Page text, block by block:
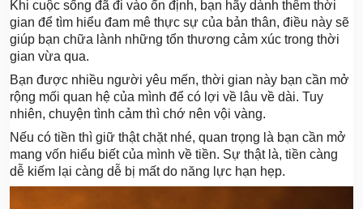
Khi cuộc sống đã đi vào ổn định, bạn hãy dành thêm thời
gian để tìm hiểu đam mê thực sự của bản thân, điều này sẽ
giúp bạn chữa lành những tổn thương cảm xúc trong thời
gian vừa qua.
Bạn được nhiều người yêu mến, thời gian này bạn cần mở
rộng mối quan hệ của mình để có lợi về lâu về dài. Tuy
nhiên, chuyện tình cảm thì chớ nên vội vàng.
Nếu có tiền thì giữ thật chặt nhé, quan trọng là bạn cần mở
mang vốn hiểu biết của mình về tiền. Sự thật là, tiền càng
dễ kiếm lại càng dễ bị mất do năng lực hạn hẹp.